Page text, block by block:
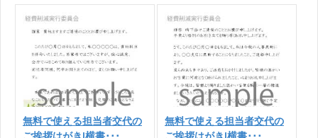
無料で使える担当者交代の
無料で使える担当者交代の